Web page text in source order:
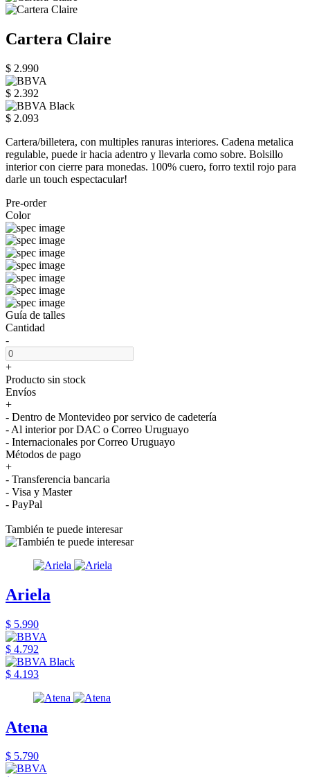
Cartera Claire
$ 2.990
$ 2.392
$ 2.093
Cartera/billetera, con multiples ranuras interiores. Cadena metalica
regulable, puede ir hacia adentro y llevarla como sobre. Bolsillo
interior con cierre para monedas. 100% cuero, forro textil rojo para
darle un touch espectacular!
Pre-order
Color
Guía de talles
Cantidad
-
+
Producto sin stock
Envíos
+
- Dentro de Montevideo por servico de cadetería
- Al interior por DAC o Correo Uruguayo
- Internacionales por Correo Uruguayo
Métodos de pago
+
- Transferencia bancaria
- Visa y Master
- PayPal
También te puede interesar
Ariela
$ 5.990
$ 4.792
$ 4.193
Atena
$ 5.790